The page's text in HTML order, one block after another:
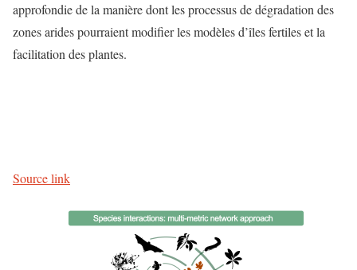
approfondie de la manière dont les processus de dégradation des
zones arides pourraient modifier les modèles d’îles fertiles et la
facilitation des plantes.
Source link